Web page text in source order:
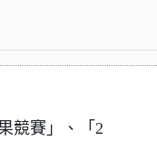
競賽」、「2